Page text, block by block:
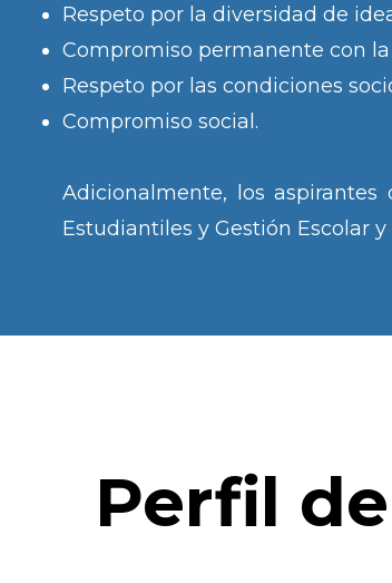
Respeto por la diversidad de
Compromiso permanente con
Respeto por las condiciones
Compromiso social.
Adicionalmente, los aspirantes
Estudiantiles y Gestión Escolar
Perfil